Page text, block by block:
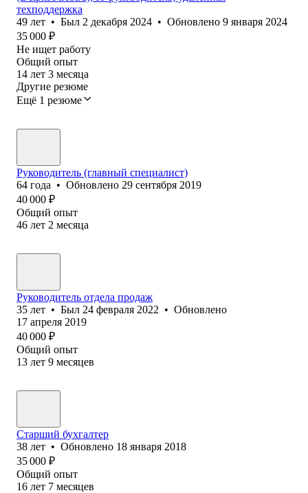
техподдержка
49 лет • Был 2 декабря 2024 • Обновлено 9 января 2024
35 000 ₽
Не ищет работу
Общий опыт
14 лет 3 месяца
Другие резюме
Ещё 1 резюме
Руководитель (главный специалист)
64 года • Обновлено 29 сентября 2019
40 000 ₽
Общий опыт
46 лет 2 месяца
Руководитель отдела продаж
35 лет • Был 24 февраля 2022 • Обновлено
17 апреля 2019
40 000 ₽
Общий опыт
13 лет 9 месяцев
Старший бухгалтер
38 лет • Обновлено 18 января 2018
35 000 ₽
Общий опыт
16 лет 7 месяцев